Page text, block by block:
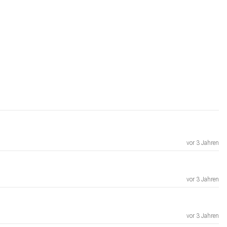
vor 3 Jahren
vor 3 Jahren
vor 3 Jahren